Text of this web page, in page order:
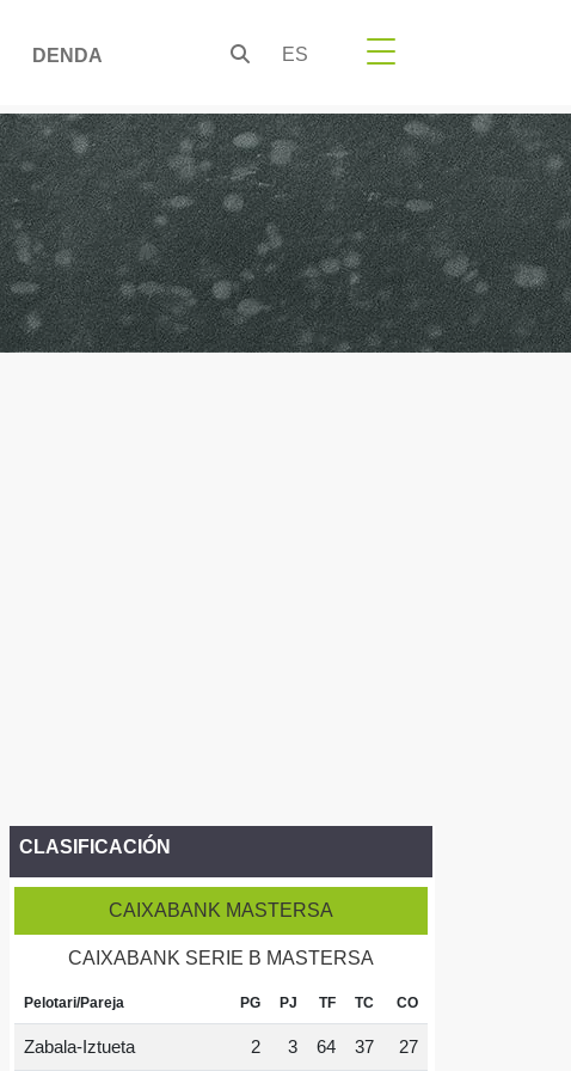
DENDA ES
CLASIFICACIÓN
CAIXABANK MASTERSA
CAIXABANK SERIE B MASTERSA
Pelotari/Pareja PG PJ TF TC CO
Zabala-Iztueta 2 3 64 37 27